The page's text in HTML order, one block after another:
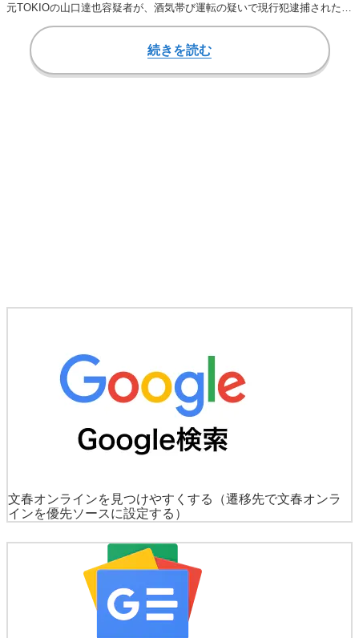
元TOKIOの山口達也容疑者が、酒気帯び運転の疑いで現行犯逮捕されたの
だ。「山口容…
続きを読む
文春オンラインを見つけやすくする
（遷移先で文春オンラ
インを優先ソースに設定する）